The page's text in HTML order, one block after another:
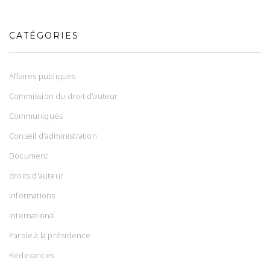
CATÉGORIES
Affaires publiques
Commission du droit d'auteur
Communiqués
Conseil d'administration
Document
droits d'auteur
Informations
International
Parole à la présidence
Redevances